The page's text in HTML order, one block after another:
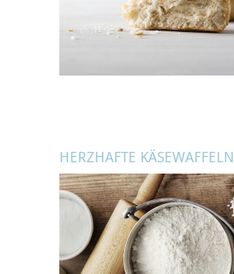
HERZHAFTE KÄSEWAFFELN